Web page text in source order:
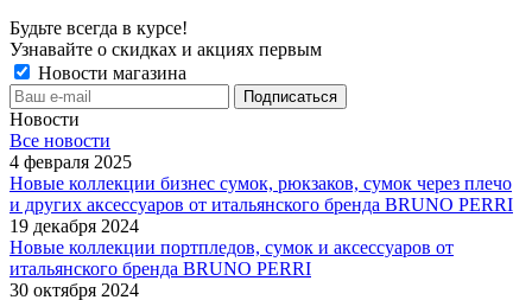
Будьте всегда в курсе!
Узнавайте о скидках и акциях первым
Новости магазина
Новости
Все новости
4 февраля 2025
Новые коллекции бизнес сумок, рюкзаков, сумок через плечо
и других аксессуаров от итальянского бренда BRUNO PERRI
19 декабря 2024
Новые коллекции портпледов, сумок и аксессуаров от
итальянского бренда BRUNO PERRI
30 октября 2024